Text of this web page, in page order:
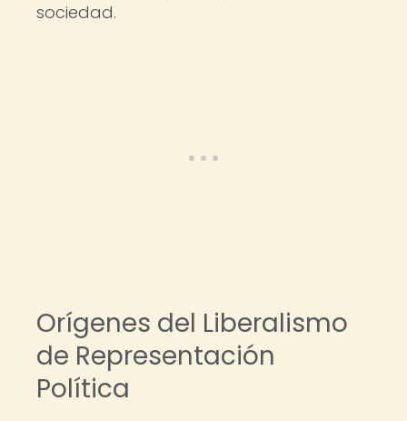
sociedad.
Orígenes del Liberalismo
de Representación
Política